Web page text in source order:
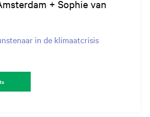
+ Sophie van
in de klimaatcrisis